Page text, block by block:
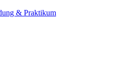
& Praktikum